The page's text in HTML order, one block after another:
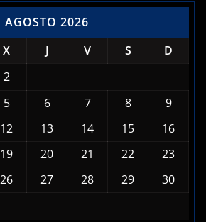
AGOSTO 2026
X J V S
D
2
5 6 7 8
9
12 13 14 15
16